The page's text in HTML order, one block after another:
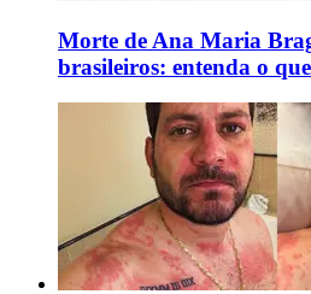
Morte de Ana Maria
brasileiros: entenda o